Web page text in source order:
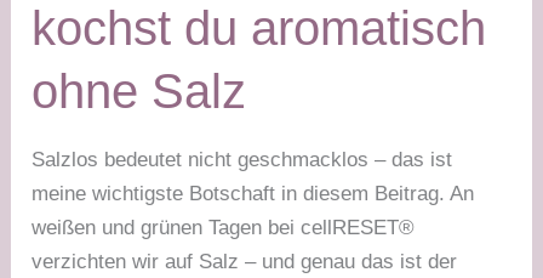
kochst du aromatisch
ohne Salz
Salzlos bedeutet nicht geschmacklos – das ist
meine wichtigste Botschaft in diesem Beitrag. An
weißen und grünen Tagen bei cellRESET®
verzichten wir auf Salz – und genau das ist der